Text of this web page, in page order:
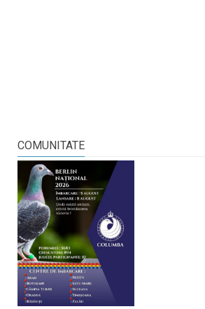
COMUNITATE